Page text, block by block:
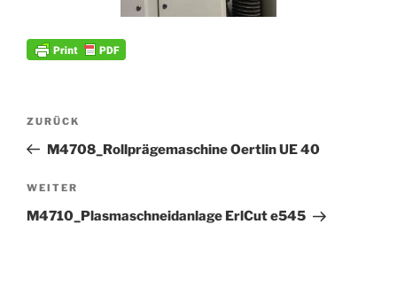
Beitrags-
Vorheriger
Beitrag
ZURÜCK
M4708_Rollprägemaschine Oertlin UE 40
Nächster
Beitrag
WEITER
M4710_Plasmaschneidanlage ErlCut e545